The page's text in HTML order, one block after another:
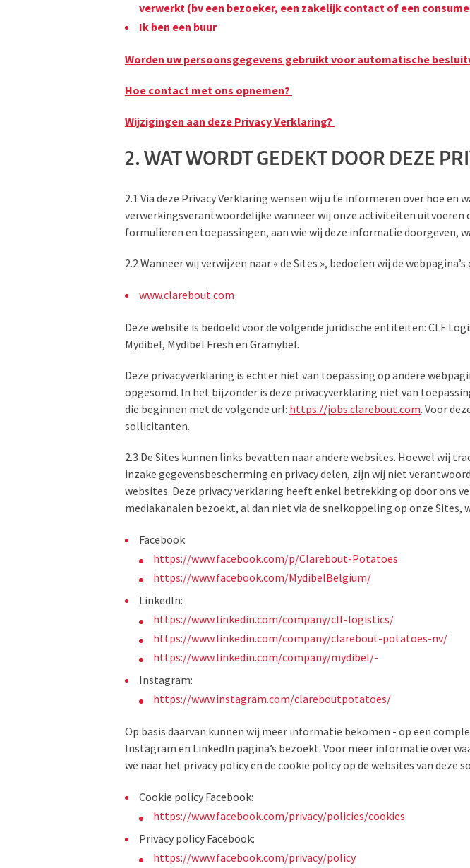
verwerkt (bv een bezoeker, een zakelijk contact of een
Ik ben een buur
Worden uw persoonsgegevens gebruikt voor automatische
Hoe contact met ons opnemen?
Wijzigingen aan deze Privacy Verklaring?
2. WAT WORDT GEDEKT DOOR DEZE
2.1 Via deze Privacy Verklaring wensen wij u te informeren over hoe en
verwerkingsverantwoordelijke wanneer wij onze activiteiten uitvoeren
formulieren en toepassingen, aan wie wij deze informatie doorgeven,
2.2 Wanneer wij verwijzen naar « de Sites », bedoelen wij de
www.clarebout.com
Deze website is bedoeld voor de volgende juridische entiteiten: CLF
Mydibel, Mydibel Fresh en Gramybel.
Deze privacyverklaring is echter niet van toepassing op andere
opgesomd. In het bijzonder is deze privacyverklaring niet van
die beginnen met de volgende url: https://jobs.clarebout.com. Voor
sollicitanten.
2.3 De Sites kunnen links bevatten naar andere websites. Hoewel wij
inzake gegevensbescherming en privacy delen, zijn wij niet
websites. Deze privacy verklaring heeft enkel betrekking op door ons
mediakanalen bezoekt, al dan niet via de snelkoppeling op onze Sites,
Facebook
https://www.facebook.com/p/Clarebout-Potatoes
https://www.facebook.com/MydibelBelgium/
LinkedIn:
https://www.linkedin.com/company/clf-logistics/
https://www.linkedin.com/company/clarebout-potatoes-nv/
https://www.linkedin.com/company/mydibel/-
Instagram:
https://www.instagram.com/clareboutpotatoes/
Op basis daarvan kunnen wij meer informatie bekomen - op een
Instagram en LinkedIn pagina’s bezoekt. Voor meer informatie over
we naar het privacy policy en de cookie policy op de websites van deze
Cookie policy Facebook:
https://www.facebook.com/privacy/policies/cookies
Privacy policy Facebook:
https://www.facebook.com/privacy/policy